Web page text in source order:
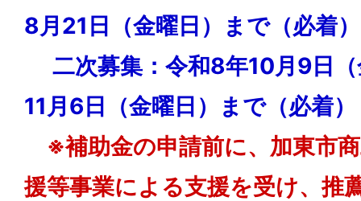
8月21日（金曜日）まで（必着）
二次募集：令和8年10月9日
11月6日（金曜日）まで（必着）
※補助金の申請前に、加東市
援等事業による支援を受け、推